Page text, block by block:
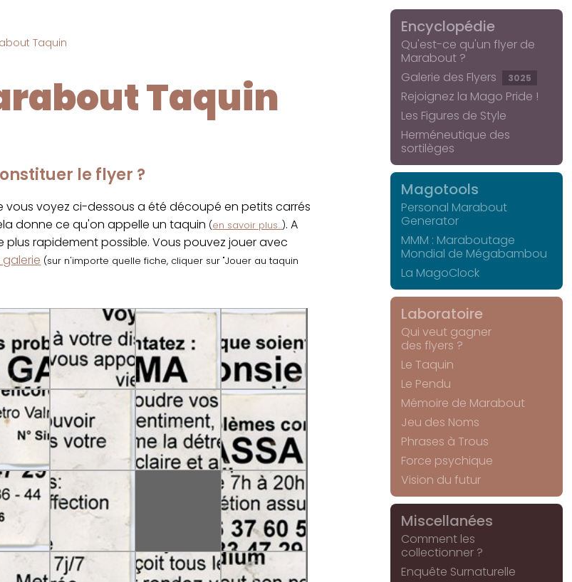
Taquin
Taquin
le flyer ?
vous voyez ci-dessous a été découpé en petits carrés
donne ce qu'on appelle un taquin (en savoir plus...). A
plus rapidement possible. Vous pouvez jouer avec
galerie (sur n'importe quelle fiche, cliquer sur "Jouer au taquin
Encyclopédie
Qu'est-ce qu'un flyer de
Marabout ?
Galerie des Flyers
3025
Rejoignez la Mago Pride !
Les Figures de Style
Herméneutique des
sortilèges
Magotools
Personal Marabout
Generator
MMM : Maraboutage
Mondial de Mégabambou
La MagoClock
Laboratoire
Qui veut gagner
des flyers ?
Le Taquin
Le Pendu
Mémoire de Marabout
Jeu des Noms
Phrases à Trous
Force psychique
Vision du futur
Miscellanées
Comment les
collectionner ?
Enquête Surnaturelle